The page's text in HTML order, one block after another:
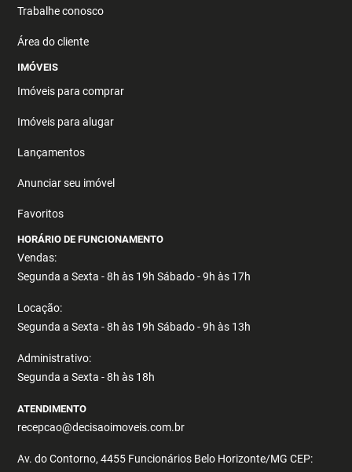
Trabalhe conosco
Área do cliente
IMÓVEIS
Imóveis para comprar
Imóveis para alugar
Lançamentos
Anunciar seu imóvel
Favoritos
HORÁRIO DE FUNCIONAMENTO
Vendas:
Segunda a Sexta - 8h às 19h Sábado - 9h às 17h
Locação:
Segunda a Sexta - 8h às 19h Sábado - 9h às 13h
Administrativo:
Segunda a Sexta - 8h às 18h
ATENDIMENTO
recepcao@decisaoimoveis.com.br
Av. do Contorno, 4455 Funcionários Belo Horizonte/MG CEP: